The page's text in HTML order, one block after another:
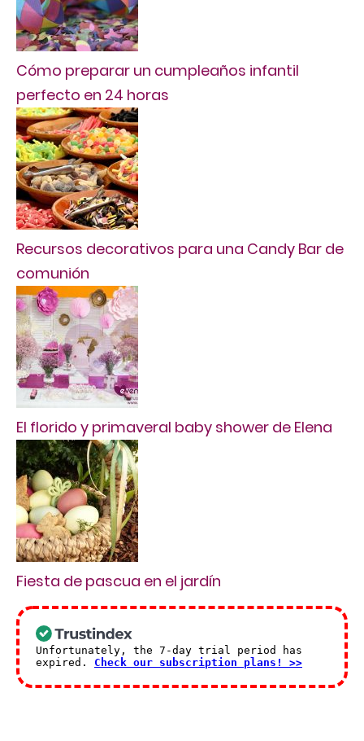
Cómo preparar un cumpleaños infantil
perfecto en 24 horas
Recursos decorativos para una Candy Bar de
comunión
El florido y primaveral baby shower de Elena
Fiesta de pascua en el jardín